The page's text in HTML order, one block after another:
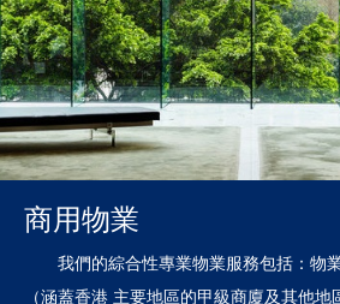
商用物業
我們的綜合性專業物業服務包括：物
（涵蓋香港 主要地區的甲級商廈及其他地